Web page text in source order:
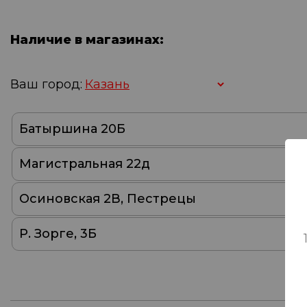
Наличие в магазинах:
Ваш город:
Батыршина 20Б
Магистральная 22д
Осиновская 2В, Пестрецы
Р. Зорге, 3Б